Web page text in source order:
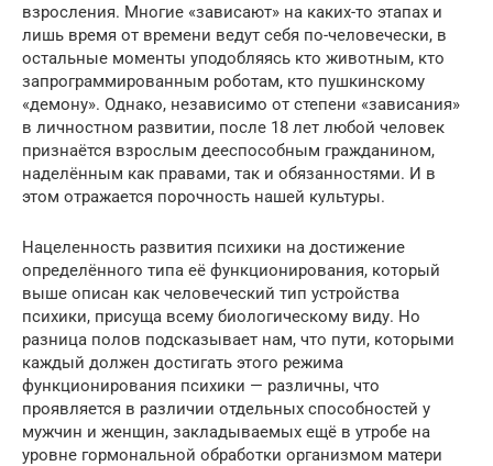
взросления. Многие «зависают» на каких-то этапах и
лишь время от времени ведут себя по-человечески, в
остальные моменты уподобляясь кто животным, кто
запрограммированным роботам, кто пушкинскому
«демону». Однако, независимо от степени «зависания»
в личностном развитии, после 18 лет любой человек
признаётся взрослым дееспособным гражданином,
наделённым как правами, так и обязанностями. И в
этом отражается порочность нашей культуры.
Нацеленность развития психики на достижение
определённого типа её функционирования, который
выше описан как человеческий тип устройства
психики, присуща всему биологическому виду. Но
разница полов подсказывает нам, что пути, которыми
каждый должен достигать этого режима
функционирования психики — различны, что
проявляется в различии отдельных способностей у
мужчин и женщин, закладываемых ещё в утробе на
уровне гормональной обработки организмом матери